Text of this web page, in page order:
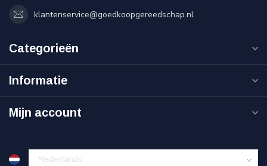
klantenservice@goedkoopgereedschap.nl
Categorieën
Informatie
Mijn account